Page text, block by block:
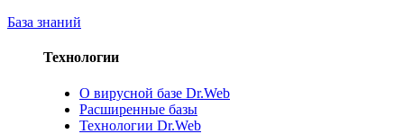
База знаний
Технологии
О вирусной базе Dr.Web
Расширенные базы
Технологии Dr.Web